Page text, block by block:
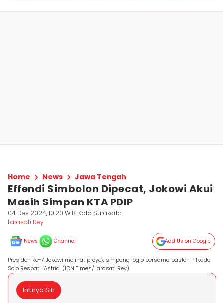
Home News Jawa Tengah
Effendi Simbolon Dipecat, Jokowi Akui
Masih Simpan KTA PDIP
04 Des 2024, 10:20 WIB Kota Surakarta
Larasati Rey
News Channel Add Us on Google
Presiden ke-7 Jokowi melihat proyek simpang joglo bersama paslon Pilkada
Solo Respati-Astrid. (IDN Times/Larasati Rey)
Intinya Sih